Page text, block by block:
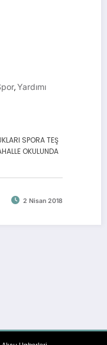
,Yardımı
SPORA TEŞ
OKULUNDA
2 Nisan 2018